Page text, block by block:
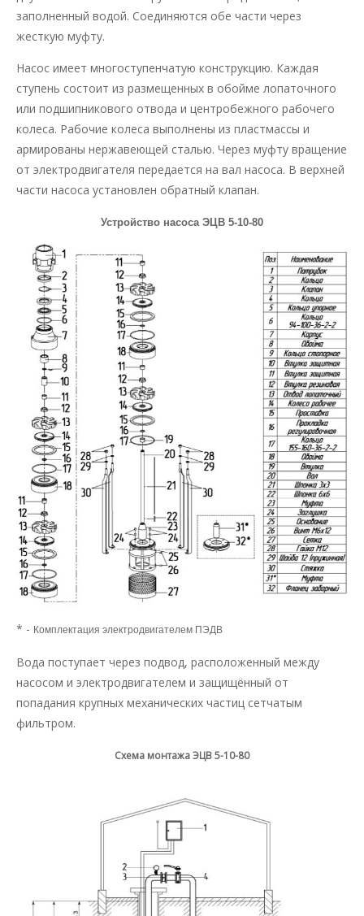
заполненный водой. Соединяются обе части через
жесткую муфту.
Насос имеет многоступенчатую конструкцию. Каждая
ступень состоит из размещенных в обойме лопаточного
или подшипникового отвода и центробежного рабочего
колеса. Рабочие колеса выполнены из пластмассы и
армированы нержавеющей сталью. Через муфту вращение
от электродвигателя передается на вал насоса. В верхней
части насоса установлен обратный клапан.
Устройство насоса ЭЦВ 5-10-80
* - Комплектация электродвигателем ПЭДВ
Вода поступает через подвод, расположенный между
насосом и электродвигателем и защищённый от
попадания крупных механических частиц сетчатым
фильтром.
Схема монтажа ЭЦВ 5-10-80